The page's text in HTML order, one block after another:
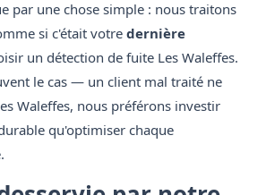
par une chose simple : nous traitons
si c'était votre dernière
un détection de fuite Les Waleffes.
le cas — un client mal traité ne
Waleffes, nous préférons investir
qu'optimiser chaque